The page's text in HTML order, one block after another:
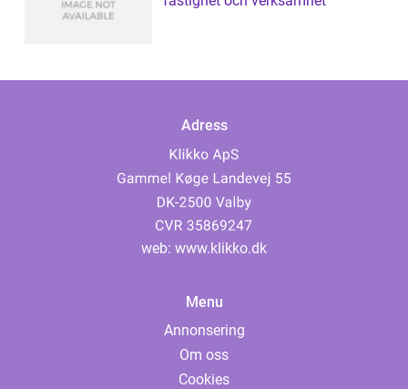
Adress
web: www.klikko.dk
Menu
Annonsering
Om oss
Cookies